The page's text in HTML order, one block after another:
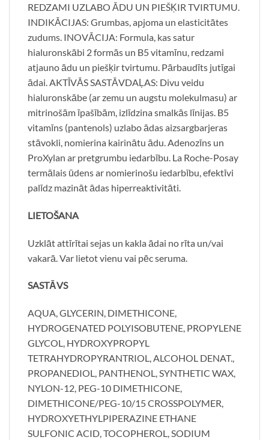
REDZAMI UZLABO ĀDU UN PIEŠĶIR TVIRTUMU.
INDIKĀCIJAS: Grumbas, apjoma un elasticitātes
zudums. INOVĀCIJA: Formula, kas satur
hialuronskābi 2 formās un B5 vitamīnu, redzami
atjauno ādu un piešķir tvirtumu. Pārbaudīts jutīgai
ādai. AKTĪVĀS SASTĀVDAĻAS: Divu veidu
hialuronskābe (ar zemu un augstu molekulmasu) ar
mitrinošām īpašībām, izlīdzina smalkās līnijas. B5
vitamīns (pantenols) uzlabo ādas aizsargbarjeras
stāvokli, nomierina kairinātu ādu. Adenozīns un
ProXylan ar pretgrumbu iedarbību. La Roche-Posay
termālais ūdens ar nomierinošu iedarbību, efektīvi
palīdz mazināt ādas hiperreaktivitāti.
LIETOŠANA
Uzklāt attīrītai sejas un kakla ādai no rīta un/vai
vakarā. Var lietot vienu vai pēc seruma.
SASTĀVS
AQUA, GLYCERIN, DIMETHICONE,
HYDROGENATED POLYISOBUTENE, PROPYLENE
GLYCOL, HYDROXYPROPYL
TETRAHYDROPYRANTRIOL, ALCOHOL DENAT.,
PROPANEDIOL, PANTHENOL, SYNTHETIC WAX,
NYLON-12, PEG-10 DIMETHICONE,
DIMETHICONE/PEG-10/15 CROSSPOLYMER,
HYDROXYETHYLPIPERAZINE ETHANE
SULFONIC ACID, TOCOPHEROL, SODIUM